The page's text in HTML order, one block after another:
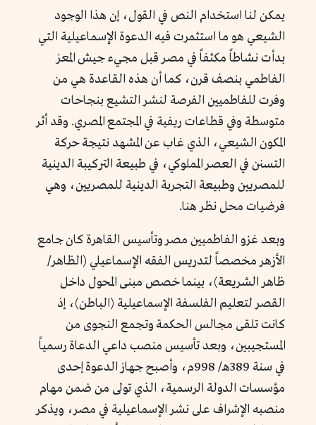
يمكن لنا استخدام النص في القول، إن هذا الوجود
الشيعي هو ما استثمرت فيه الدعوة الإسماعيلية التي
بدأت نشاطاً مكثفاً في مصر قبل مجيء جيش المعز
الفاطمي بنصف قرن، كما أن هذه القاعدة هي من
وفرت للفاطميين الفرصة لنشر التشيع بنجاحات
متوسطة وفي قطاعات ريفية في المجتمع المصري. وقد أثر
المكون الشيعي، الذي غاب عن المشهد نتيجة حركة
التسنن في العصر المملوكي، في طبيعة التركيبة الدينية
للمصريين وطبيعة التجربة الدينية للمصريين، وهي
فرضيات محل نظر هنا.
وبعد غزو الفاطميين مصر وتأسيس القاهرة كان جامع
الأزهر مخصصاً لتدريس الفقه الإسماعيلي (الظاهر/
ظاهر الشريعة)، بينما خصص مبنى المحول داخل
القصر لتعليم الفلسفة الإسماعيلية (الباطن)، إذ
كانت تلقى مجالس الحكمة وتجمع النجوى من
المستجيبين، وبعد تأسيس منصب داعي الدعاة رسمياً
في سنة 389هـ/ 998م، وأصبح جهاز الدعوة إحدى
مؤسسات الدولة الرسمية، الذي تولى من ضمن مهام
منصبه الإشراف على نشر الإسماعيلية في مصر، ويذكر